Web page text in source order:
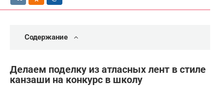
Содержание
Делаем поделку из атласных лент в стиле
канзаши на конкурс в школу